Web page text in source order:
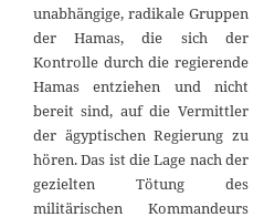
unabhängige, radikale Gruppen
der Hamas, die sich der
Kontrolle durch die regierende
Hamas entziehen und nicht
bereit sind, auf die Vermittler
der ägyptischen Regierung zu
hören. Das ist die Lage nach der
gezielten Tötung des
militärischen Kommandeurs